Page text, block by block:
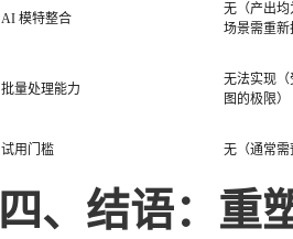
AI 模特整合
无（产出
场景需重新
批量处理能力
无法实现
图的极限）
试用门槛 无（通常需
四、结语：重